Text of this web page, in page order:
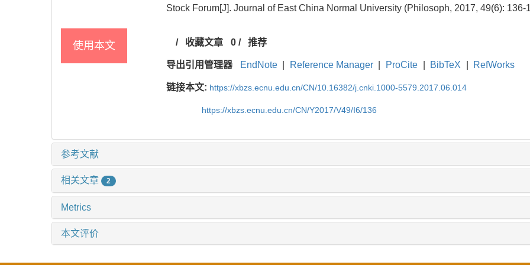
Stock Forum[J]. Journal of East China Normal University (Philosoph, 2017, 49(6): 136-
使用本文 / 收藏文章 0/ 推荐
导出引用管理器 EndNote Reference Manager ProCite BibTeX RefWorks
链接本文: https://xbzs.ecnu.edu.cn/CN/10.16382/j.cnki.1000-5579.2017.06.014
https://xbzs.ecnu.edu.cn/CN/Y2017/V49/I6/136
参考文献
相关文章 2
Metrics
本文评价